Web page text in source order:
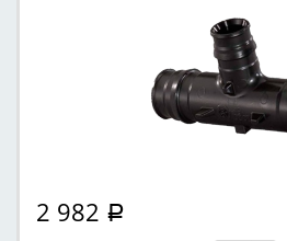
2 982 Р